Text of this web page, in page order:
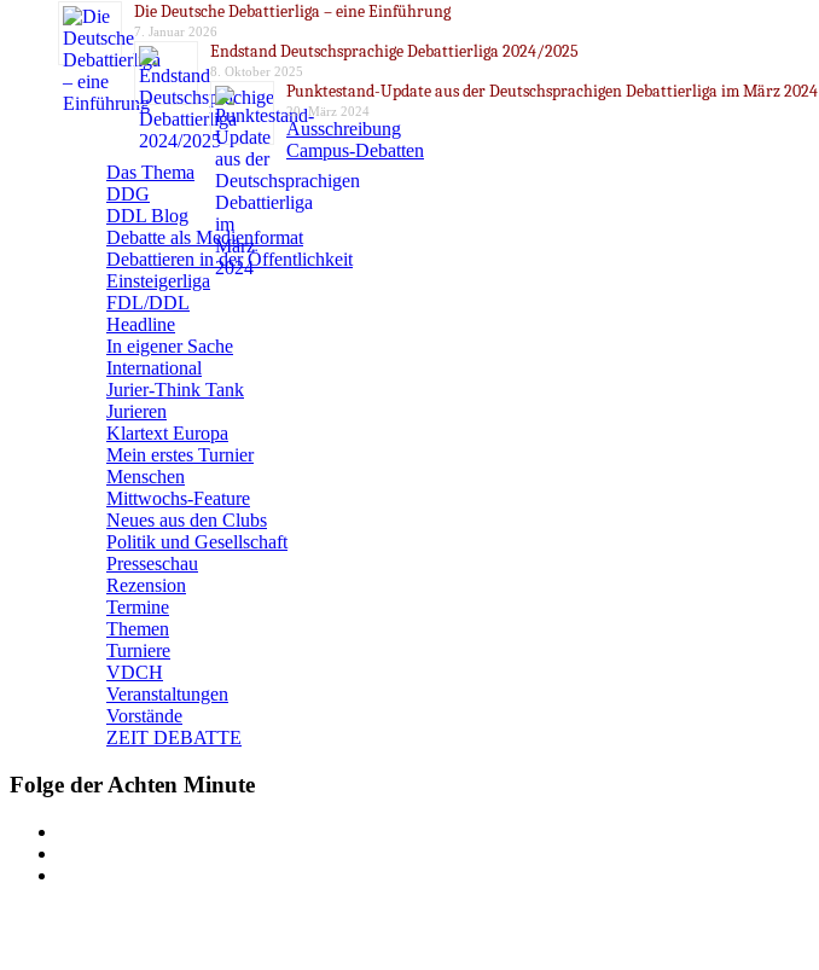
Die Deutsche Debattierliga – eine Einführung
7. Januar 2026
Endstand Deutschsprachige Debattierliga 2024/2025
8. Oktober 2025
Punktestand-Update aus der Deutschsprachigen Debattierliga im März 2024
20. März 2024
Ausschreibung
Campus-Debatten
Das Thema
DDG
DDL Blog
Debatte als Medienformat
Debattieren in der Öffentlichkeit
Einsteigerliga
FDL/DDL
Headline
In eigener Sache
International
Jurier-Think Tank
Jurieren
Klartext Europa
Mein erstes Turnier
Menschen
Mittwochs-Feature
Neues aus den Clubs
Politik und Gesellschaft
Presseschau
Rezension
Termine
Themen
Turniere
VDCH
Veranstaltungen
Vorstände
ZEIT DEBATTE
Folge der Achten Minute